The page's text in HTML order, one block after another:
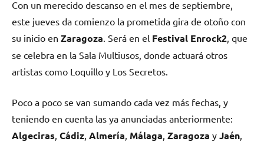
Con un merecido descanso en el mes de septiembre,
este jueves da comienzo la prometida gira de otoño con
su inicio en Zaragoza . Será en el Festival Enrock2 , que
se celebra en la Sala Multiusos, donde actuará otros
artistas como Loquillo y Los Secretos.
Poco a poco se van sumando cada vez más fechas, y
teniendo en cuenta las ya anunciadas anteriormente:
Algeciras Cádiz Almería Málaga Zaragoza y Jaén